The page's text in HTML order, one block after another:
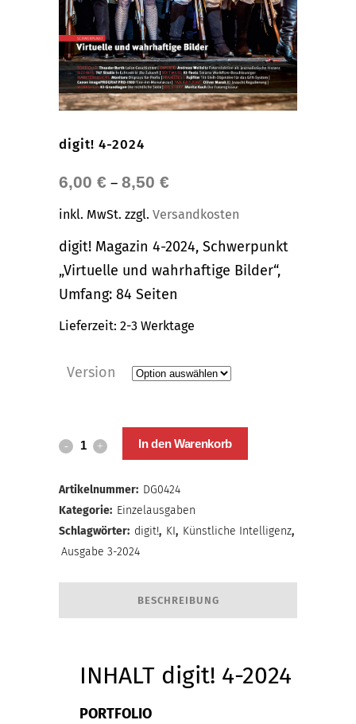
digit! 4-2024
6,00 € – 8,50 €
inkl. MwSt. zzgl. Versandkosten
digit! Magazin 4-2024, Schwerpunkt
„Virtuelle und wahrhaftige Bilder“,
Umfang: 84 Seiten
Lieferzeit: 2-3 Werktage
Version
digit!
2024
quantity
In den Warenkorb
Artikelnummer: DG0424
Kategorie: Einzelausgaben
Schlagwörter: digit!, KI, Künstliche Intelligenz,
Ausgabe 3-2024
BESCHREIBUNG
INHALT digit! 4-2024
PORTFOLIO